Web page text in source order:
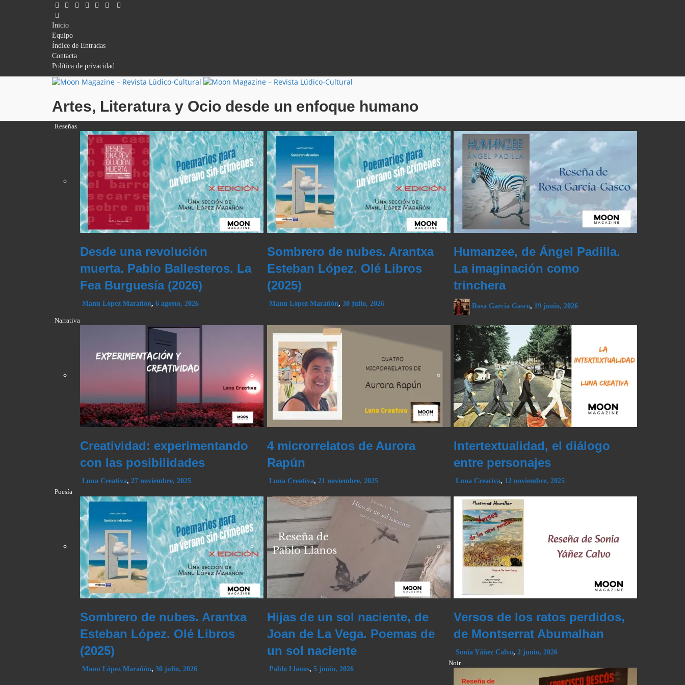
Inicio
Equipo
Índice de Entradas
Contacta
Política de privacidad
Artes, Literatura y Ocio desde un enfoque humano
Reseñas
Desde una revolución
muerta. Pablo Ballesteros. La
Fea Burguesía (2026)
Manu López Marañón, 6 agosto, 2026
Sombrero de nubes. Arantxa
Esteban López. Olé Libros
(2025)
Manu López Marañón, 30 julio, 2026
Humanzee, de Ángel Padilla.
La imaginación como
trinchera
Rosa García Gasco, 19 junio, 2026
Narrativa
Creatividad: experimentando
con las posibilidades
Luna Creativa, 27 noviembre, 2025
4 microrrelatos de Aurora
Rapún
Luna Creativa, 21 noviembre, 2025
Intertextualidad, el diálogo
entre personajes
Luna Creativa, 12 noviembre, 2025
Poesía
Sombrero de nubes. Arantxa
Esteban López. Olé Libros
(2025)
Manu López Marañón, 30 julio, 2026
Hijas de un sol naciente, de
Joan de La Vega. Poemas de
un sol naciente
Pablo Llanos, 5 junio, 2026
Versos de los ratos perdidos,
de Montserrat Abumalhan
Sonia Yáñez Calvo, 2 junio, 2026
Noir